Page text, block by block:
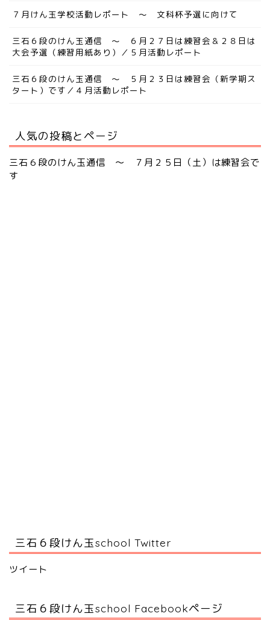
７月けん玉学校活動レポート ～ 文科杯予選に向けて
三石６段のけん玉通信 ～ ６月２７日は練習会＆２８日は
大会予選（練習用紙あり）／５月活動レポート
三石６段のけん玉通信 ～ ５月２３日は練習会（新学期ス
タート）です／４月活動レポート
人気の投稿とページ
三石６段のけん玉通信 ～ ７月２５日（土）は練習会で
す
三石６段けん玉school Twitter
ツイート
三石６段けん玉school Facebookページ